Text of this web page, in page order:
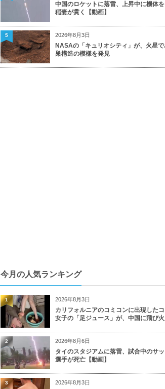
中国のロケットに落雷、上昇中に機体を
稲妻が貫く【動画】
2026年8月3日
NASAの「キュリオシティ」が、火星
巣構造の模様を発見
5
今月の人気ランキング
2026年8月3日
カリフォルニアのコミコンに出現した
女子の「足ジュース」が、中国に飛び火
1
2026年8月6日
タイのスタジアムに落雷、試合中のサ
選手が死亡【動画】
2
2026年8月3日
3